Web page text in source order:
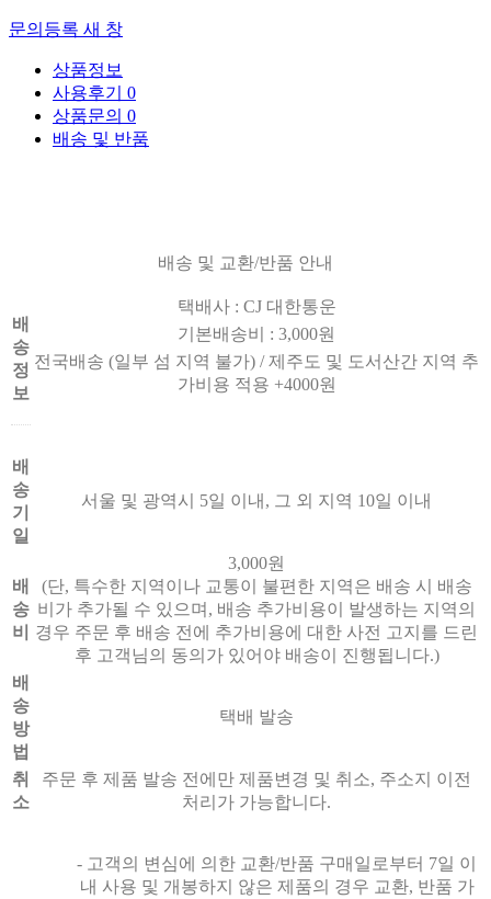
문의등록 새 창
상품정보
사용후기 0
상품문의 0
배송 및 반품
배송 및 교환/반품 안내
배
송
정
보
택배사 : CJ 대한통운
기본배송비 : 3,000원
전국배송 (일부 섬 지역 불가) / 제주도 및 도서산간 지역 추
가비용 적용 +4000원
배
송
기
일
서울 및 광역시 5일 이내, 그 외 지역 10일 이내
배
송
비
3,000원
(단, 특수한 지역이나 교통이 불편한 지역은 배송 시 배송
비가 추가될 수 있으며, 배송 추가비용이 발생하는 지역의
경우 주문 후 배송 전에 추가비용에 대한 사전 고지를 드린
후 고객님의 동의가 있어야 배송이 진행됩니다.)
배
송
방
법
택배 발송
취
소
주문 후 제품 발송 전에만 제품변경 및 취소, 주소지 이전
처리가 가능합니다.
- 고객의 변심에 의한 교환/반품 구매일로부터 7일 이
내 사용 및 개봉하지 않은 제품의 경우 교환, 반품 가